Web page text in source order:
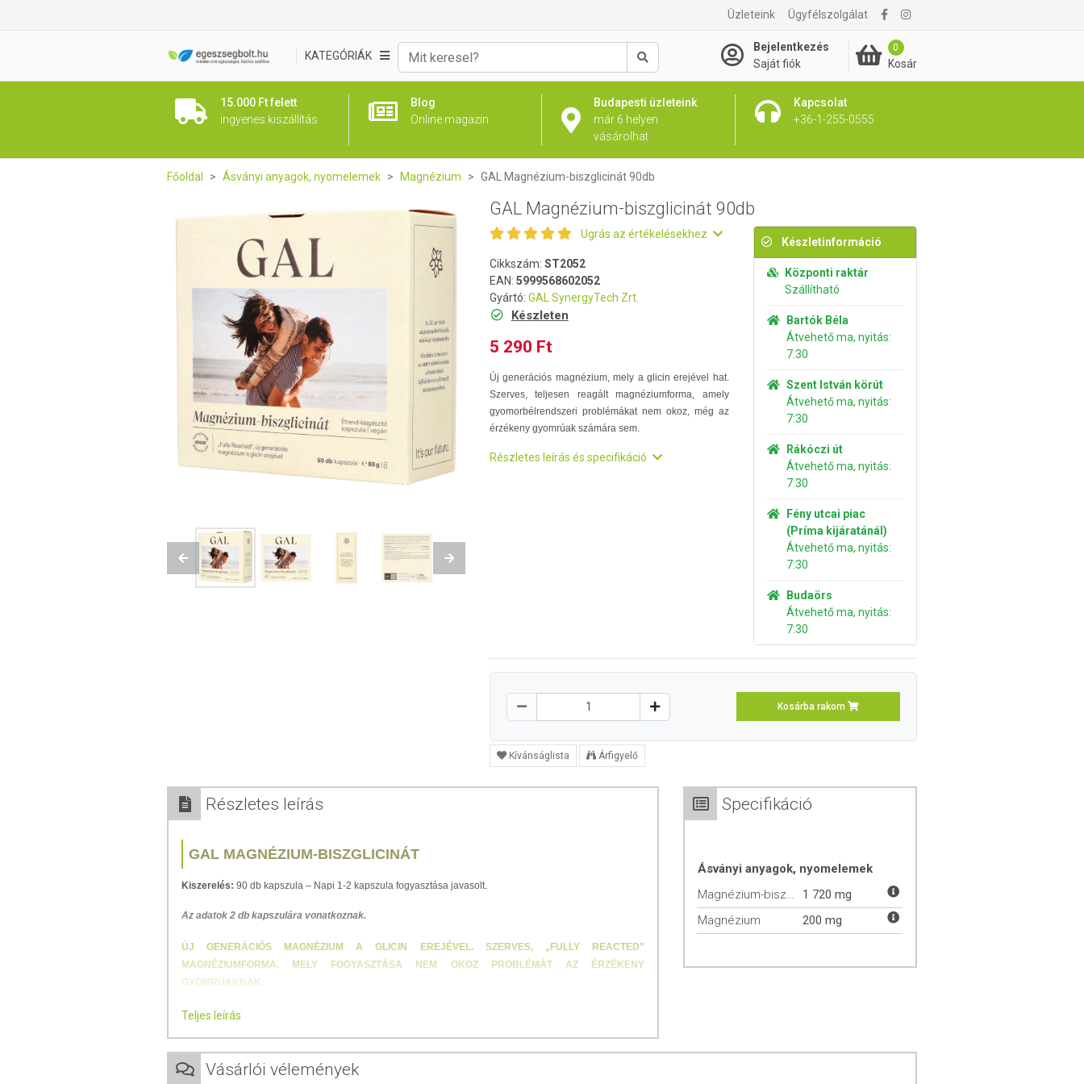
Üzleteink Ügyfélszolgálat
KATEGÓRIÁK
Keresés
Bejelentkezés
Saját fiók
0
Kosár
15.000 Ft felett
ingyenes kiszállítás
Blog
Online magazin
Budapesti üzleteink
már 6 helyen
vásárolhat
Kapcsolat
+36-1-255-0555
5 290 Ft Kosárba rakom
Főoldal Ásványi anyagok, nyomelemek Magnézium GAL Magnézium-biszglicinát 90db
Previous Next
GAL Magnézium-biszglicinát 90db
Ugrás az értékelésekhez
Cikkszám: ST2052
EAN: 5999568602052
Gyártó: GAL SynergyTech Zrt.
Készleten
5 290 Ft
Új generációs magnézium, mely a glicin erejével hat.
Szerves, teljesen reagált magnéziumforma, amely
gyomorbélrendszeri problémákat nem okoz, még az
érzékeny gyomrúak számára sem.
Részletes leírás és specifikáció
Készletinformáció
Központi raktár
Szállítható
Bartók Béla
Átvehető ma, nyitás:
7:30
Szent István körút
Átvehető ma, nyitás:
7:30
Rákóczi út
Átvehető ma, nyitás:
7:30
Fény utcai piac
(Príma kijáratánál)
Átvehető ma, nyitás:
7:30
Budaörs
Átvehető ma, nyitás:
7:30
Kosárba rakom
Kívánságlista Árfigyelő
Részletes leírás
GAL MAGNÉZIUM-BISZGLICINÁT
Kiszerelés: 90 db kapszula – Napi 1-2 kapszula fogyasztása javasolt.
Az adatok 2 db kapszulára vonatkoznak.
ÚJ GENERÁCIÓS MAGNÉZIUM A GLICIN EREJÉVEL. SZERVES, „FULLY REACTED”
MAGNÉZIUMFORMA, MELY FOGYASZTÁSA NEM OKOZ PROBLÉMÁT AZ ÉRZÉKENY
GYOMRÚAKNAK.
ismerni a nevét egy jól hasznosuló formának, ugyanis az két lényeges dolgot nem árul el: okoz-e laza
székletet? Ha igen, akkor kevésbé hasznosul… A másik, hogy „fully reacted”, azaz teljesen reagált forma-
maradt.
Teljes leírás
Specifikáció
Ásványi anyagok, nyomelemek
Magnézium-biszglicinát
1 720 mg
Magnézium
200 mg
Vásárlói vélemények